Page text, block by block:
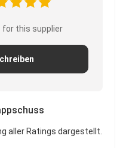
for this supplier
aller Ratings dargestellt.